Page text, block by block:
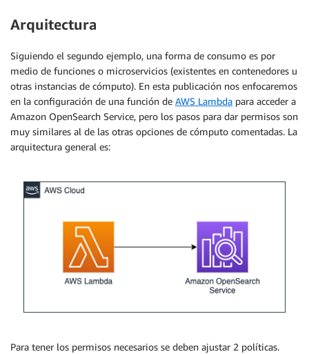
Arquitectura
Siguiendo el segundo ejemplo, una forma de consumo es por
medio de funciones o microservicios (existentes en contenedores u
otras instancias de cómputo). En esta publicación nos enfocaremos
en la configuración de una función de AWS Lambda para acceder a
Amazon OpenSearch Service, pero los pasos para dar permisos son
muy similares al de las otras opciones de cómputo comentadas. La
arquitectura general es:
Para tener los permisos necesarios se deben ajustar 2 políticas.